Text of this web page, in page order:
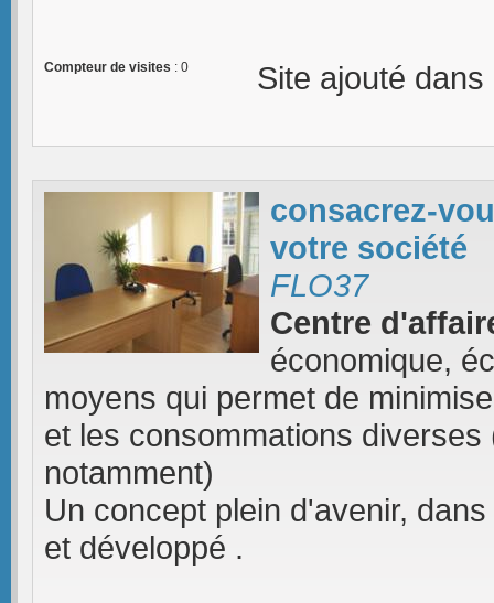
Compteur de visites : 0 Site ajouté
consacrez-
votre société
FLO37
Centre
économique,
moyens qui permet de
et les consommations
notamment)
Un concept plein d'avenir,
et développé .